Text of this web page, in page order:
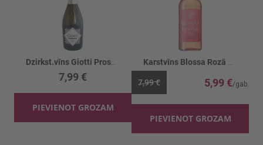
7,99 €
PIEVIENOT GROZAM
7,99 € 5,99 €
PIEVIENOT GROZAM